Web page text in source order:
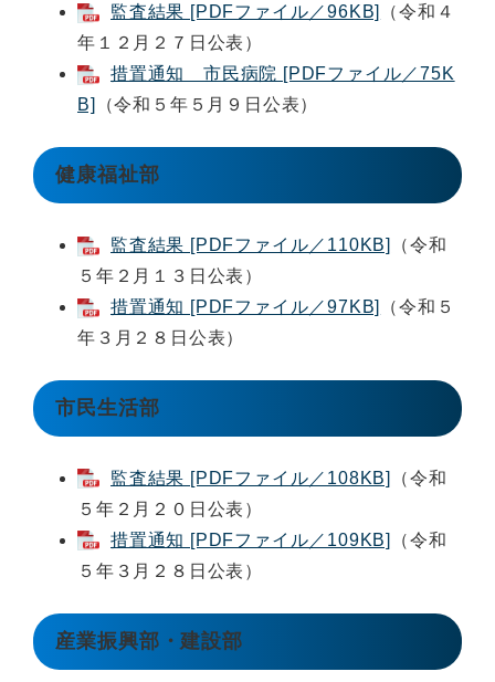
監査結果 [PDFファイル／96KB]
（令和４
年１２月２７日公表）
措置通知 市民病院 [PDFファイル／75K
B]
（令和５年５月９日公表）
健康福祉部
監査結果 [PDFファイル／110KB]
（令和
５年２月１３日公表）
措置通知 [PDFファイル／97KB]
（令和５
年３月２８日公表）
市民生活部
監査結果 [PDFファイル／108KB]
（令和
５年２月２０日公表）
措置通知 [PDFファイル／109KB]
（令和
５年３月２８日公表）
産業振興部・建設部